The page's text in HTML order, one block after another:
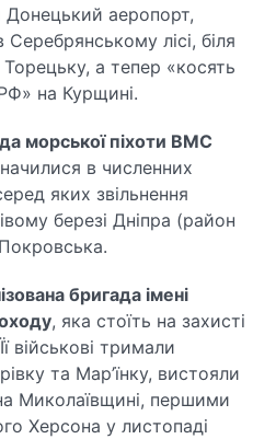
Донецький аеропорт,
лісі, біля
Торецьку, а тепер «косять
на Курщині.
морської піхоти ВМС
в численних
яких звільнення
березі Дніпра (район
бригада імені
, яка стоїть на захисті
військові тримали
та Мар’їнку, вистояли
Миколаївщині, першими
Херсона у листопаді